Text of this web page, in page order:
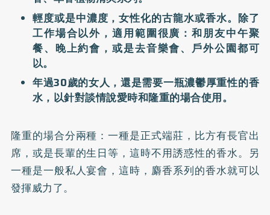
輕度或是中濃度，女性化的古龍水或香水。除了
工作場合以外，適用範圍很廣：和朋友中午聚
餐、晚上約會，或是去音樂會、戶外公園都可
以。
年過30歲的女人，還是需要一瓶濃鬱厚重性的香
水，以針對談情說愛時和隆重的場合使用。
隆重的場合分兩種：一種是正式端莊，比方有長官出
席，或是長輩的生日等，這時不用誘惑性的香水。另
一種是一般私人宴會，這時，麝香系列的香水就可以
發揮威力了。